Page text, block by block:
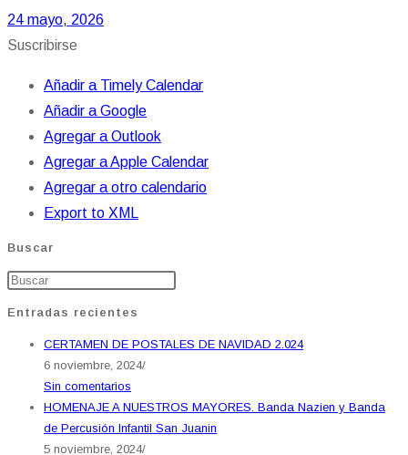
24 mayo, 2026
Suscribirse
Añadir a Timely Calendar
Añadir a Google
Agregar a Outlook
Agregar a Apple Calendar
Agregar a otro calendario
Export to XML
Buscar
Entradas recientes
CERTAMEN DE POSTALES DE NAVIDAD 2.024
6 noviembre, 2024/
Sin comentarios
HOMENAJE A NUESTROS MAYORES. Banda Nazien y Banda
de Percusión Infantil San Juanin
5 noviembre, 2024/